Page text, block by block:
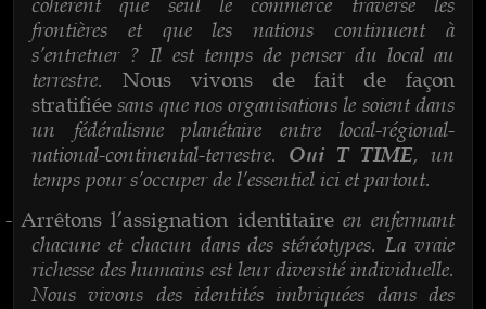
frontières et que les nations continuent à
s’entretuer ? Il est temps de penser du local au
terrestre. Nous vivons de fait de façon
stratifiée sans que nos organisations le soient dans
un fédéralisme planétaire entre local-régional-
national-continental-terrestre. Oui T TIME, un
temps pour s’occuper de l’essentiel ici et partout.
- Arrêtons l’assignation identitaire en enfermant
chacune et chacun dans des stéréotypes. La vraie
richesse des humains est leur diversité individuelle.
Nous vivons des identités imbriquées dans des